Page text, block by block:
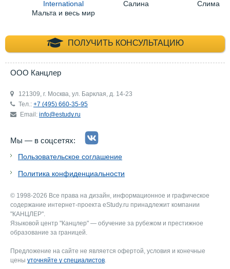
International
Мальта и весь мир
Салина
Слима
ПОЛУЧИТЬ КОНСУЛЬТАЦИЮ
+7 (495) 660-35-
ООО Канцлер
121309, г. Москва, ул. Барклая, д. 14-23
Тел.: +7 (495) 660-35-95
Email: info@estudy.ru
Мы — в соцсетях:
Пользовательское соглашение
Политика конфиденциальности
© 1998-2026 Все права на дизайн, информационное и графическое
содержание интернет-проекта eStudy.ru принадлежит компании
"КАНЦЛЕР".
Языковой центр "Канцлер" — обучение за рубежом и престижное
образование за границей.
Предложение на сайте не является офертой, условия и конечные
цены уточняйте у специалистов.